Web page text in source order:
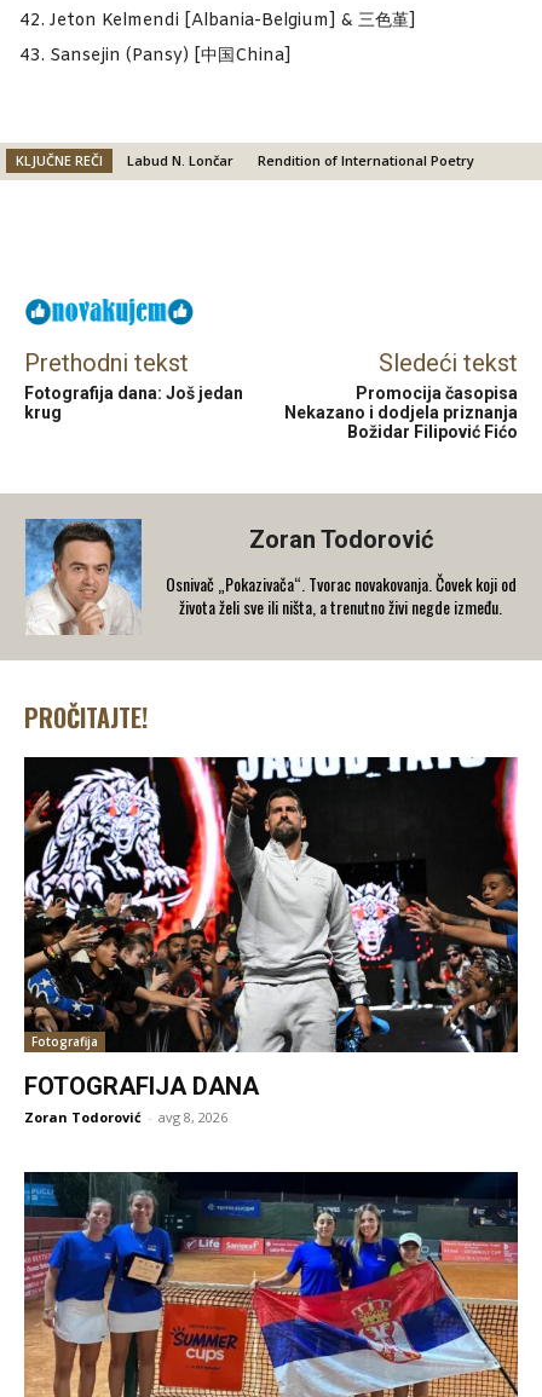
Jeton Kelmendi [Albania-Belgium] & 三色堇]
Sansejin (Pansy) [中国China]
KLJUČNE REČI Labud N. Lončar Rendition of International Poetry
Prethodni tekst
Fotografija dana: Još jedan
krug
Sledeći tekst
Promocija časopisa
Nekazano i dodjela priznanja
Božidar Filipović Fićo
Zoran Todorović
Osnivač „Pokazivača“. Tvorac novakovanja. Čovek koji od
života želi sve ili ništa, a trenutno živi negde između.
PROČITAJTE!
Fotografija
FOTOGRAFIJA DANA
Zoran Todorović - avg 8, 2026